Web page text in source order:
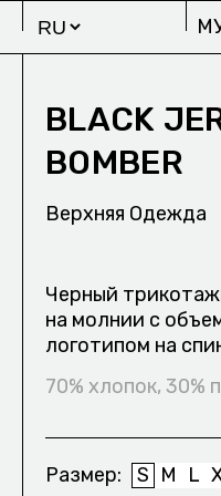
BLACK
BOMBER
Верхняя Одежда
Черный
на молнии с
логотипом на
70% хлопок, 30%
Размер S M L